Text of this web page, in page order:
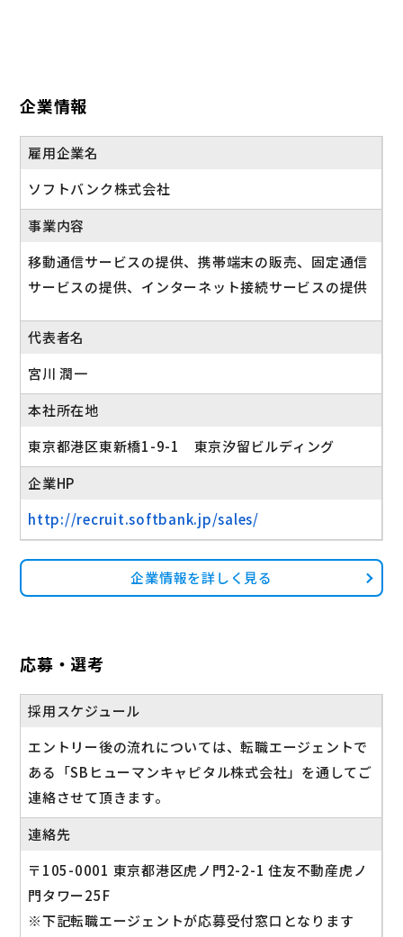
企業情報
雇用企業名
ソフトバンク株式会社
事業内容
移動通信サービスの提供、携帯端末の販売、固定通信
サービスの提供、インターネット接続サービスの提供
代表者名
宮川 潤一
本社所在地
東京都港区東新橋1-9-1 東京汐留ビルディング
企業HP
http://recruit.softbank.jp/sales/
企業情報を詳しく見る
応募・選考
採用スケジュール
エントリー後の流れについては、転職エージェントで
ある「SBヒューマンキャピタル株式会社」を通してご
連絡させて頂きます。
連絡先
〒105-0001 東京都港区虎ノ門2-2-1 住友不動産虎ノ
門タワー25F
※下記転職エージェントが応募受付窓口となります